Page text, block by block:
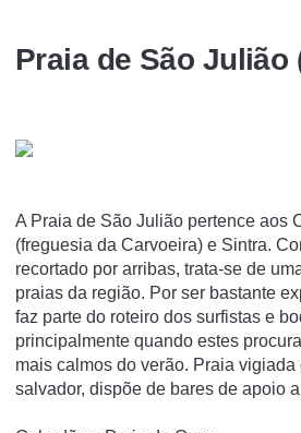
Praia de São Julião
A Praia de São Julião pertence aos
(freguesia da Carvoeira) e Sintra.
recortado por arribas, trata-se de
praias da região. Por ser bastante
faz parte do roteiro dos surfistas e
principalmente quando estes
mais calmos do verão. Praia vigiada
salvador, dispõe de bares de apoio